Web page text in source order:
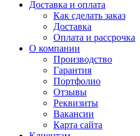
Доставка и оплата
Как сделать заказ
Доставка
Оплата и рассрочка
О компании
Производство
Гарантия
Портфолио
Отзывы
Реквизиты
Вакансии
Карта сайта